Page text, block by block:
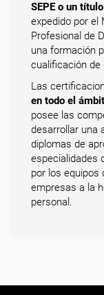
SEPE o un
expedido por el
Profesional de
una formación
cualificación de
Las
en todo el
posee las
desarrollar una
diplomas de
especialidades
por los equipos
empresas a la
personal.